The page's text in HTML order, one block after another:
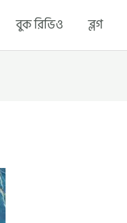
বুক রিভিও ব্লগ